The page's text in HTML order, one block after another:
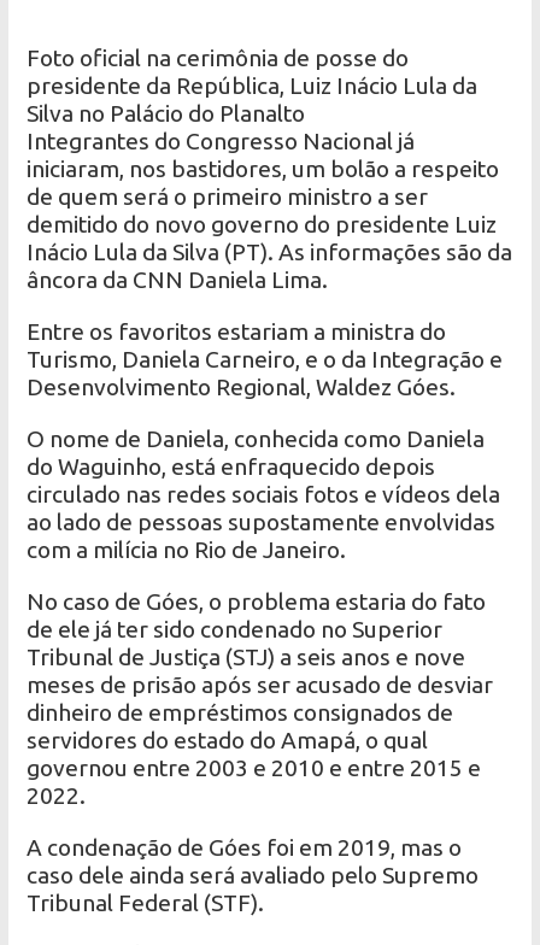
Foto oficial na cerimônia de posse do
presidente da República, Luiz Inácio Lula da
Silva no Palácio do Planalto
Integrantes do Congresso Nacional já
iniciaram, nos bastidores, um bolão a respeito
de quem será o primeiro ministro a ser
demitido do novo governo do presidente Luiz
Inácio Lula da Silva (PT). As informações são da
âncora da CNN Daniela Lima.
Entre os favoritos estariam a ministra do
Turismo, Daniela Carneiro, e o da Integração e
Desenvolvimento Regional, Waldez Góes.
O nome de Daniela, conhecida como Daniela
do Waguinho, está enfraquecido depois
circulado nas redes sociais fotos e vídeos dela
ao lado de pessoas supostamente envolvidas
com a milícia no Rio de Janeiro.
No caso de Góes, o problema estaria do fato
de ele já ter sido condenado no Superior
Tribunal de Justiça (STJ) a seis anos e nove
meses de prisão após ser acusado de desviar
dinheiro de empréstimos consignados de
servidores do estado do Amapá, o qual
governou entre 2003 e 2010 e entre 2015 e
2022.
A condenação de Góes foi em 2019, mas o
caso dele ainda será avaliado pelo Supremo
Tribunal Federal (STF).